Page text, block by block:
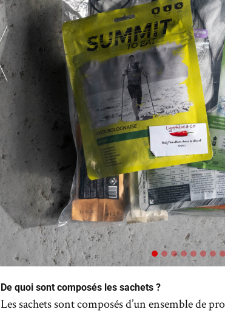
De quoi sont composés les sachets ?
Les sachets sont composés d’un ensemble de